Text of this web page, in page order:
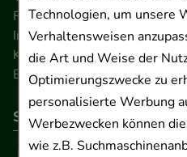
Technologien, um unsere
Verhaltensweisen
die Art und Weise der
Optimierungszwecke zu
personalisierte Werbung
Werbezwecken können
wie z.B.
FAQ
Impressum
Kontakt
Barrierefreiheitserklärung
So können Sie bezahlen